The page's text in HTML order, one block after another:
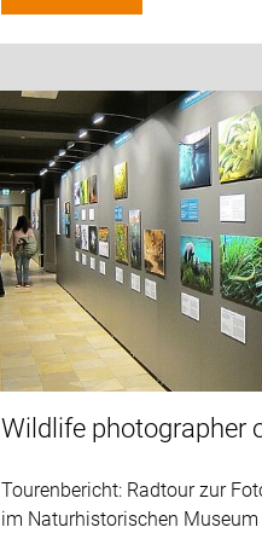
Wildlife photographer
Tourenbericht: Radtour zur
im Naturhistorischen Museum